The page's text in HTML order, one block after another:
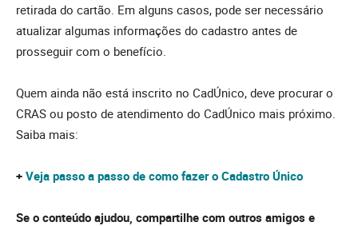
retirada do cartão. Em alguns casos, pode ser necessário
atualizar algumas informações do cadastro antes de
prosseguir com o benefício.
Quem ainda não está inscrito no CadÚnico, deve procurar o
CRAS ou posto de atendimento do CadÚnico mais próximo.
Saiba mais:
+ Veja passo a passo de como fazer o Cadastro Único
Se o conteúdo ajudou, compartilhe com outros amigos e